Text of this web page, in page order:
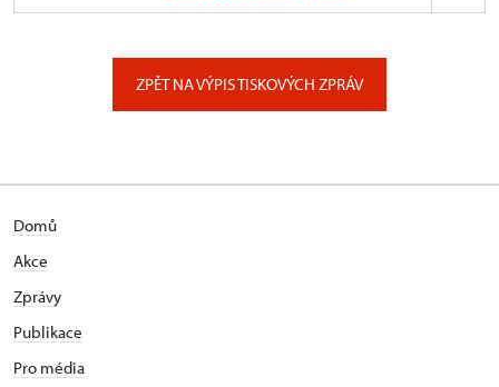
ZPĚT NA VÝPIS TISKOVÝCH ZPRÁV
Domů
Akce
Zprávy
Publikace
Pro média